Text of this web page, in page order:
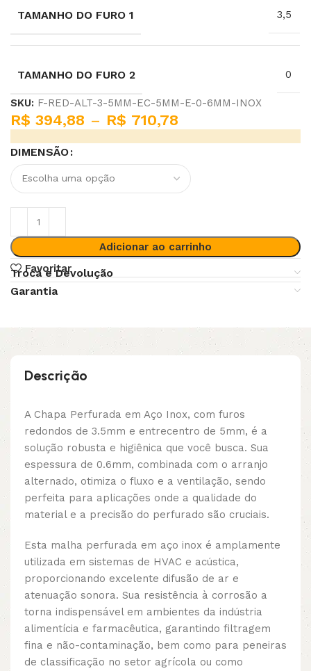
TAMANHO DO FURO 1 3,5
TAMANHO DO FURO 2 0
SKU: F-RED-ALT-3-5MM-EC-5MM-E-0-6MM-INOX
R$ 394,88 – R$ 710,78
DIMENSÃO
Adicionar ao carrinho
Favoritar
Troca e Devolução
Garantia
Descrição
A Chapa Perfurada em Aço Inox, com furos
redondos de 3.5mm e entrecentro de 5mm, é a
solução robusta e higiênica que você busca. Sua
espessura de 0.6mm, combinada com o arranjo
alternado, otimiza o fluxo e a ventilação, sendo
perfeita para aplicações onde a qualidade do
material e a precisão do perfurado são cruciais.
Esta malha perfurada em aço inox é amplamente
utilizada em sistemas de HVAC e acústica,
proporcionando excelente difusão de ar e
atenuação sonora. Sua resistência à corrosão a
torna indispensável em ambientes da indústria
alimentícia e farmacêutica, garantindo filtragem
fina e não-contaminação, bem como para peneiras
de classificação no setor agrícola ou como